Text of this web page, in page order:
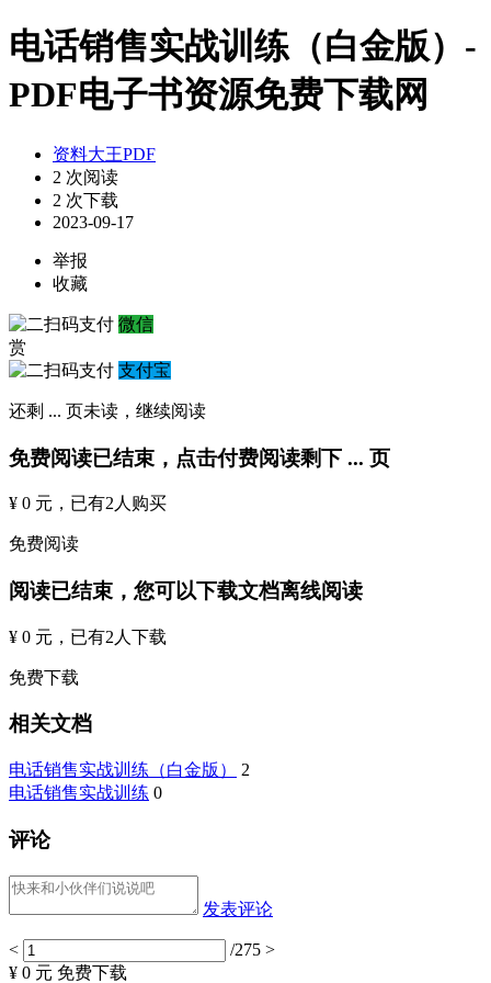
电话销售实战训练（白金版）-
PDF电子书资源免费下载网
资料大王PDF
2 次阅读
2 次下载
2023-09-17
举报
收藏
微信
赏
支付宝
还剩 ... 页未读， 继续阅读
免费阅读已结束，点击付费阅读剩下 ... 页
¥ 0 元 ，已有2 人购买
免费阅读
阅读已结束，您可以下载文档离线阅读
¥ 0 元 ，已有2 人下载
免费下载
相关文档
电话销售实战训练（白金版）
2
电话销售实战训练 0
评论
发表评论
< /275 >
¥ 0 元 免费下载